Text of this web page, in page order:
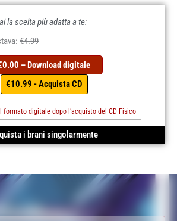
la scelta più adatta a te:
€4.99
– Download digitale
€10.99 - Acquista CD
formato digitale dopo l’acquisto del CD Fisico
i brani singolarmente